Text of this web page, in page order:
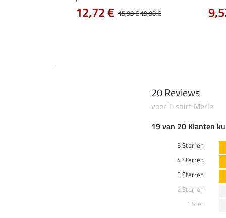
15,90 €19,90 €
12,72 €
20 Reviews
voor T-shirt Merle
19 van 20 Klanten
5 Sterren
4 Sterren
3 Sterren
2 Sterren
1 Ster